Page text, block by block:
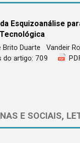
Esquizoanálise
Brito DuarteVandeir
do artigo: 709
E SOCIAIS,